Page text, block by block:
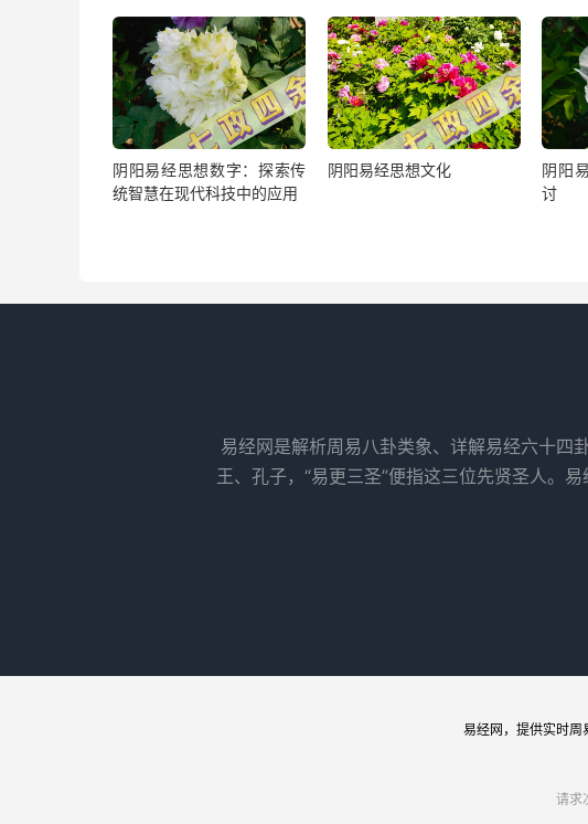
阴阳易经思想数字：探索传
统智慧在现代科技中的应用
阴阳易经思想文化
阴阳
讨
易经网是解析周易八卦类象、详解易经六十四
王、孔子，“易更三圣”便指这三位先贤圣人。
易经网 ，提供实时周
请求